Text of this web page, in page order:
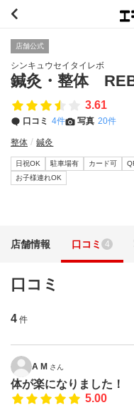
店舗公式
シンキュウセイタイレボ
鍼灸・整体
3.61
口コミ 4件 写真 20件
整体 鍼灸
日祝OK 駐車場有 カード可
お子様連れOK
店舗情報 口コミ 4
口コミ
4 件
A M さん
体が楽になりました！
5.00